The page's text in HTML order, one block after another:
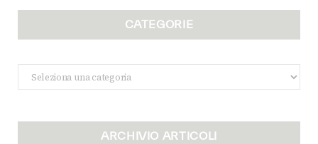
CATEGORIE
Categorie
ARCHIVIO ARTICOLI